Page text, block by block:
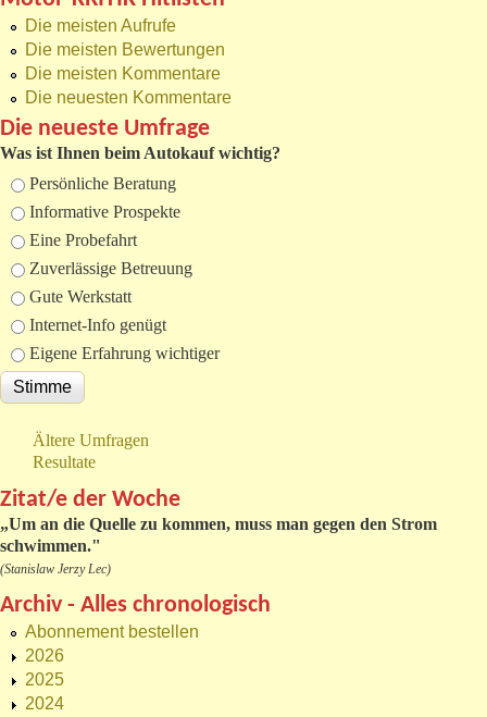
Die meisten Aufrufe
Die meisten Bewertungen
Die meisten Kommentare
Die neuesten Kommentare
Die neueste Umfrage
Was ist Ihnen beim Autokauf wichtig?
Auswahlmöglichkeiten
Persönliche Beratung
Informative Prospekte
Eine Probefahrt
Zuverlässige Betreuung
Gute Werkstatt
Internet-Info genügt
Eigene Erfahrung wichtiger
Ältere Umfragen
Resultate
Zitat/e der Woche
„Um an die Quelle zu kommen, muss man gegen den Strom
schwimmen."
(Stanislaw Jerzy Lec)
Archiv - Alles chronologisch
Abonnement bestellen
2026
2025
2024